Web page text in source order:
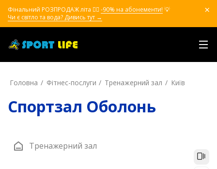
Фінальний РОЗПРОДАЖ літа ❤️‍🔥 -90% на абонементи! 💡
Чи є світло та вода? Дивись тут →
Головна Фітнес-послуги Тренажерний зал Київ
Спортзал Оболонь
Тренажерний зал